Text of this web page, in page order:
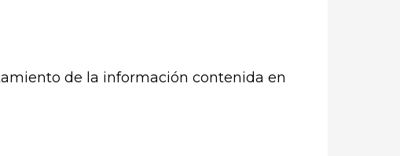
de la información contenida en